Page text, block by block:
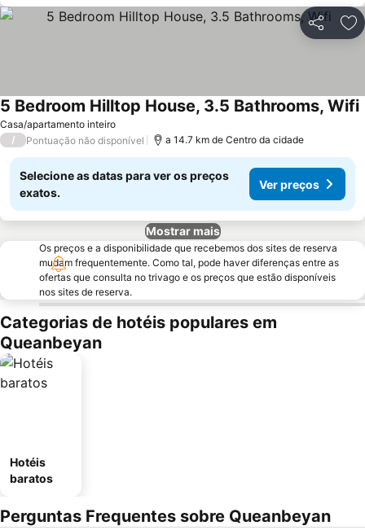
Partilhar
Casa/apartamento inteiro
5 Bedroom Hilltop House, 3.5 Bathrooms, Wifi
/ Pontuação não disponível a 14.7 km de Centro da cidade
Selecione as datas para ver os preços
exatos.
Ver preços
Mostrar mais
Os preços e a disponibilidade que recebemos dos sites de reserva
mudam frequentemente. Como tal, pode haver diferenças entre as
ofertas que consulta no trivago e os preços que estão disponíveis
nos sites de reserva.
Categorias de hotéis populares em
Queanbeyan
Hotéis
baratos
Perguntas Frequentes sobre Queanbeyan